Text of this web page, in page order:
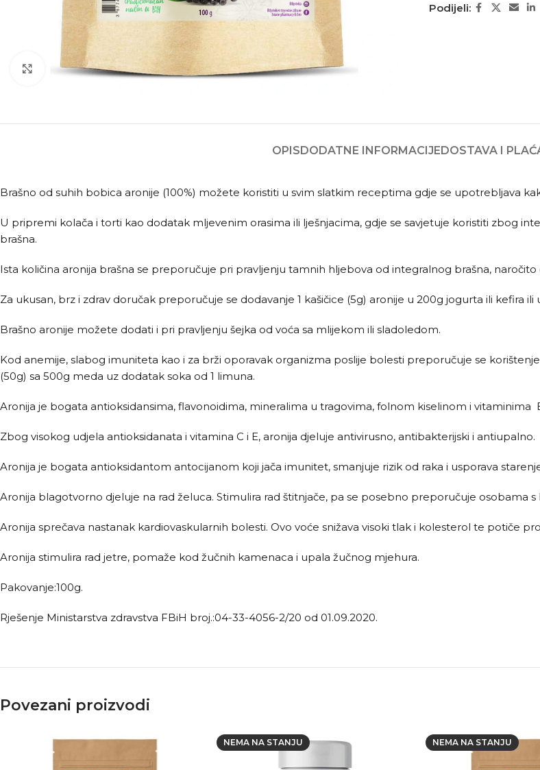
Kliknite za povećanje
Podijeli:
OPISDODATNE INFORMACIJEDOSTAVA I
Brašno od suhih bobica aronije (100%) možete koristiti u svim slatkim receptima gdje se upotrebljava
U pripremi kolača i torti kao dodatak mljevenim orasima ili lješnjacima, gdje se savjetuje koristiti zbog
brašna.
Ista količina aronija brašna se preporučuje pri pravljenju tamnih hljebova od integralnog brašna, naročito
Za ukusan, brz i zdrav doručak preporučuje se dodavanje 1 kašičice (5g) aronije u 200g jogurta ili kefira
Brašno aronije možete dodati i pri pravljenju šejka od voća sa mlijekom ili sladoledom.
Kod anemije, slabog imuniteta kao i za brži oporavak organizma poslije bolesti preporučuje se
(50g) sa 500g meda uz dodatak soka od 1 limuna.
Aronija je bogata antioksidansima, flavonoidima, mineralima u tragovima, folnom kiselinom i vitaminima
Zbog visokog udjela antioksidanata i vitamina C i E, aronija djeluje antivirusno, antibakterijski i antiupalno.
Aronija je bogata antioksidantom antocijanom koji jača imunitet, smanjuje rizik od raka i usporava
Aronija blagotvorno djeluje na rad želuca. Stimulira rad štitnjače, pa se posebno preporučuje osobama
Aronija sprečava nastanak kardiovaskularnih bolesti. Ovo voće snižava visoki tlak i kolesterol te potiče
Aronija stimulira rad jetre, pomaže kod žučnih kamenaca i upala žučnog mjehura.
Pakovanje:100g.
Rješenje Ministarstva zdravstva FBiH broj.:04-33-4056-2/20 od 01.09.2020.
Povezani proizvodi
NEMA NA STANJU NEMA NA STANJU